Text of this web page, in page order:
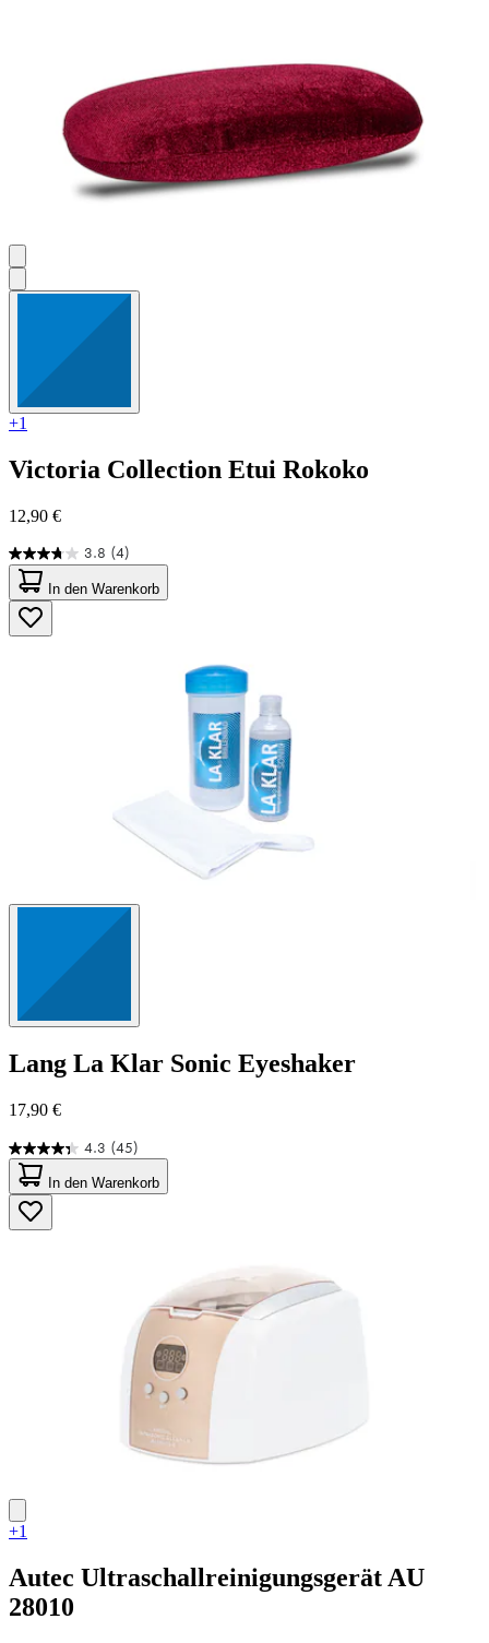
+1
Victoria Collection Etui Rokoko
12,90 €
3.8 (4)
3.8
von
5
Sternen.
4
In den Warenkorb
Lang La Klar Sonic Eyeshaker
17,90 €
4.3 (45)
4.3
von
5
Sternen.
45
In den Warenkorb
+1
Autec Ultraschallreinigungsgerät AU
28010